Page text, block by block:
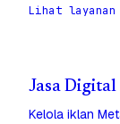
Lihat layanan
Jasa
Kelola iklan